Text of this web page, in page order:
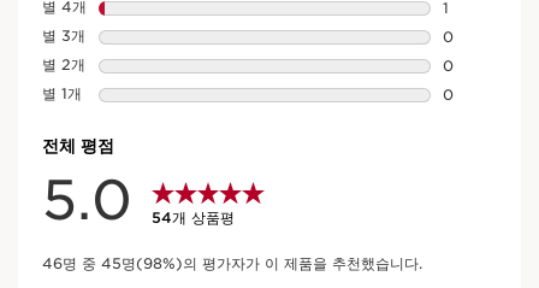
더블세럼 아이 세트
다크서클과 눈가 주름을 한 번에 더블 케어 더블세럼 아이 세트 * 주
자세히 보기